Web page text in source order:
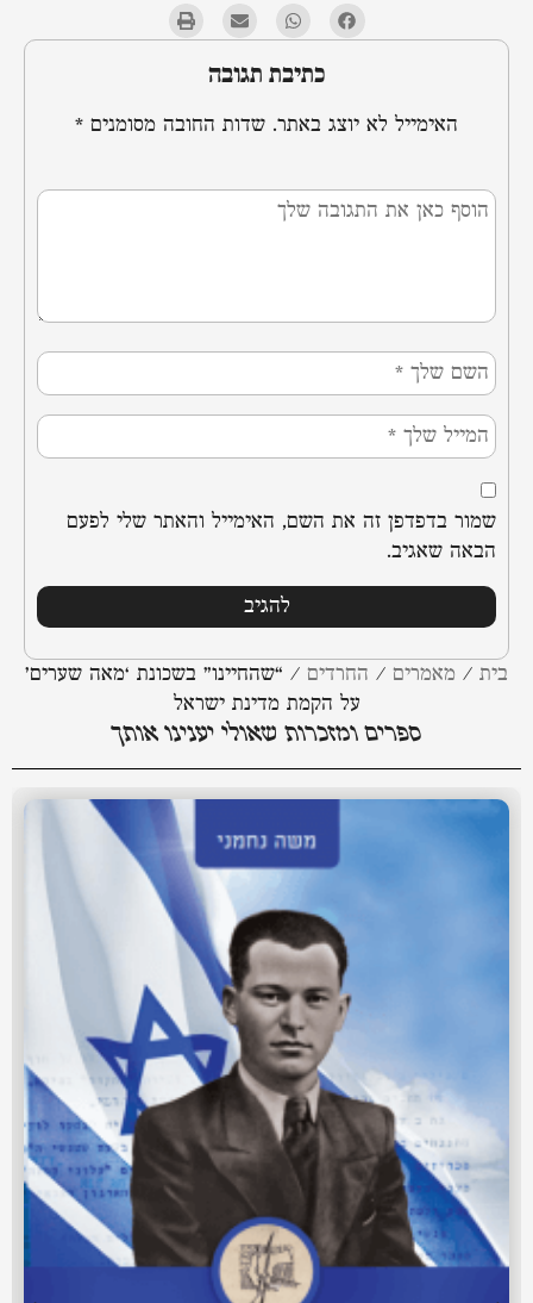
כתיבת תגובה
האימייל לא יוצג באתר. שדות החובה מסומנים *
שמור בדפדפן זה את השם, האימייל והאתר שלי לפעם
הבאה שאגיב.
בית / מאמרים / החרדים / “שהחיינו” בשכונת ‘מאה שערים’
על הקמת מדינת ישראל
ספרים ומזכרות שאולי יענינו אותך